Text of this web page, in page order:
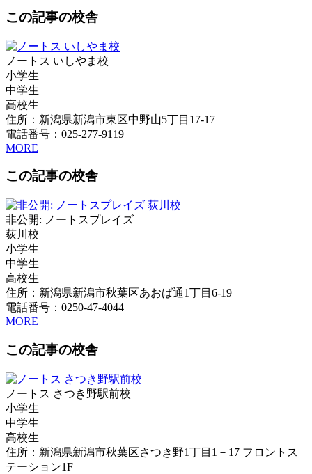
この記事の校舎
ノートス いしやま校
小学生
中学生
高校生
住所：新潟県新潟市東区中野山5丁目17-17
電話番号：025-277-9119
MORE
この記事の校舎
非公開: ノートスプレイズ
荻川校
小学生
中学生
高校生
住所：新潟県新潟市秋葉区あおば通1丁目6-19
電話番号：0250-47-4044
MORE
この記事の校舎
ノートス さつき野駅前校
小学生
中学生
高校生
住所：新潟県新潟市秋葉区さつき野1丁目1－17 フロントス
テーション1F